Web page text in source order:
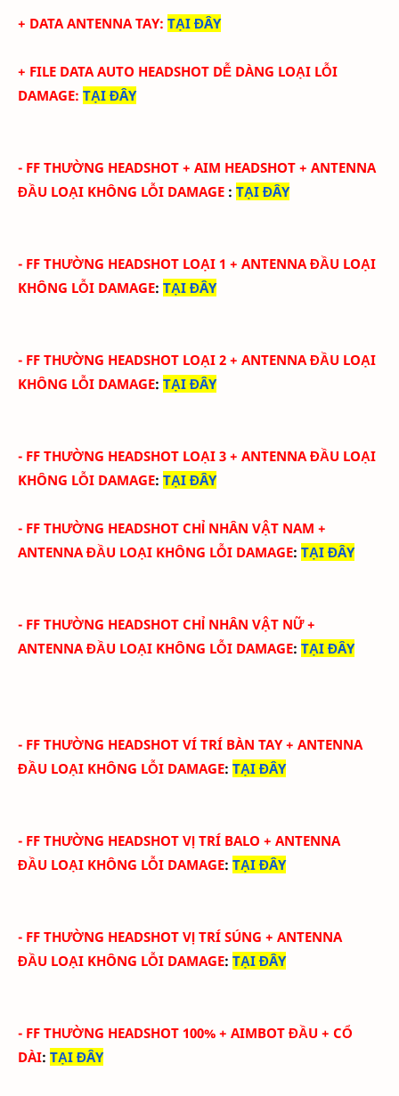
+ DATA ANTENNA TAY: TẠI ĐÂY
+ FILE DATA AUTO HEADSHOT DỄ DÀNG LOẠI LỖI
DAMAGE: TẠI ĐÂY
- FF THƯỜNG HEADSHOT + AIM HEADSHOT + ANTENNA
ĐẦU LOẠI KHÔNG LỖI DAMAGE : TẠI ĐÂY
- FF THƯỜNG HEADSHOT LOẠI 1 + ANTENNA ĐẦU LOẠI
KHÔNG LỖI DAMAGE: TẠI ĐÂY
- FF THƯỜNG HEADSHOT LOẠI 2 + ANTENNA ĐẦU LOẠI
KHÔNG LỖI DAMAGE: TẠI ĐÂY
- FF THƯỜNG HEADSHOT LOẠI 3 + ANTENNA ĐẦU LOẠI
KHÔNG LỖI DAMAGE: TẠI ĐÂY
- FF THƯỜNG HEADSHOT CHỈ NHÂN VẬT NAM +
ANTENNA ĐẦU LOẠI KHÔNG LỖI DAMAGE: TẠI ĐÂY
- FF THƯỜNG HEADSHOT CHỈ NHÂN VẬT NỮ+
ANTENNA ĐẦU LOẠI KHÔNG LỖI DAMAGE: TẠI ĐÂY
- FF THƯỜNG HEADSHOT VÍ TRÍ BÀN TAY+ ANTENNA
ĐẦU LOẠI KHÔNG LỖI DAMAGE: TẠI ĐÂY
- FF THƯỜNG HEADSHOT VỊ TRÍ BALO + ANTENNA
ĐẦU LOẠI KHÔNG LỖI DAMAGE: TẠI ĐÂY
- FF THƯỜNG HEADSHOT VỊ TRÍ SÚNG + ANTENNA
ĐẦU LOẠI KHÔNG LỖI DAMAGE: TẠI ĐÂY
- FF THƯỜNG HEADSHOT 100% + AIMBOT ĐẦU + CỔ
DÀI: TẠI ĐÂY